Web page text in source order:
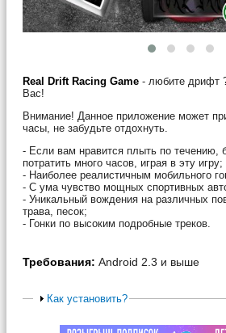
Real Drift Racing Game - любите дрифт
Вас!
Внимание! Данное приложение может
часы, не забудьте отдохнуть.
- Если вам нравится плыть по течению,
потратить много часов, играя в эту игру;
- Наиболее реалистичным мобильного
- С ума чувство мощных спортивных
- Уникальный вождения на различных
трава, песок;
- Гонки по высоким подробные треков.
Требования: Android 2.3 и выше
Как установить?